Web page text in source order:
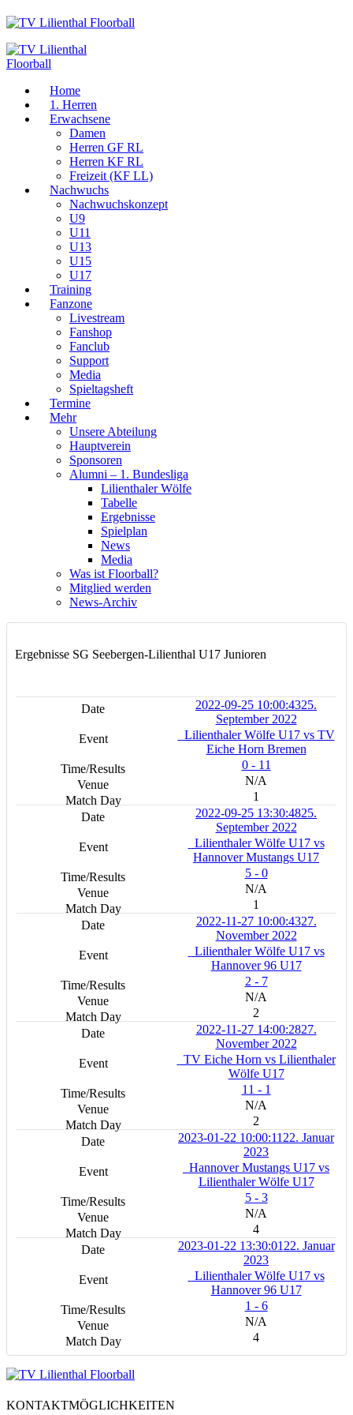
Home
1. Herren
Erwachsene
Damen
Herren GF RL
Herren KF RL
Freizeit (KF LL)
Nachwuchs
Nachwuchskonzept
U9
U11
U13
U15
U17
Training
Fanzone
Livestream
Fanshop
Fanclub
Support
Media
Spieltagsheft
Termine
Mehr
Unsere Abteilung
Hauptverein
Sponsoren
Alumni – 1. Bundesliga
Lilienthaler Wölfe
Tabelle
Ergebnisse
Spielplan
News
Media
Was ist Floorball?
Mitglied werden
News-Archiv
Ergebnisse SG Seebergen-Lilienthal U17 Junioren
2022-09-25 10:00:4325.
September 2022
Lilienthaler Wölfe U17 vs TV
Eiche Horn Bremen
0 - 11
N/A
1
2022-09-25 13:30:4825.
September 2022
Lilienthaler Wölfe U17 vs
Hannover Mustangs U17
5 - 0
N/A
1
2022-11-27 10:00:4327.
November 2022
Lilienthaler Wölfe U17 vs
Hannover 96 U17
2 - 7
N/A
2
2022-11-27 14:00:2827.
November 2022
TV Eiche Horn vs Lilienthaler
Wölfe U17
11 - 1
N/A
2
2023-01-22 10:00:11 22. Januar
2023
Hannover Mustangs U17 vs
Lilienthaler Wölfe U17
5 - 3
N/A
4
2023-01-22 13:30:01 22. Januar
2023
Lilienthaler Wölfe U17 vs
Hannover 96 U17
1 - 6
N/A
4
KONTAKTMÖGLICHKEITEN